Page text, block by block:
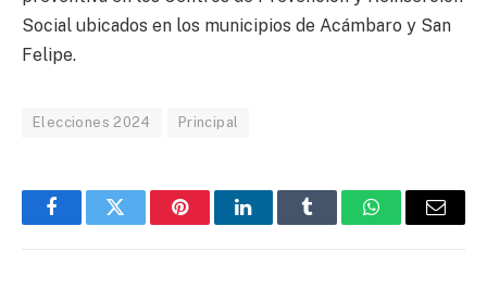
Social ubicados en los municipios de Acámbaro y San
Felipe.
Elecciones 2024 Principal
FacebookTwitter PinterestLinkedInTumblr WhatsAppEmail